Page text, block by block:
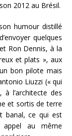
2012 au Brésil.
humour distillé
quelques
Ron Dennis, à la
et plats », aux
bon pilote mais
Liuzzi (« qui
à l’architecte des
et sortis de terre
banal, ce qui est
au même